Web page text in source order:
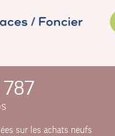
787
sur les achats neufs